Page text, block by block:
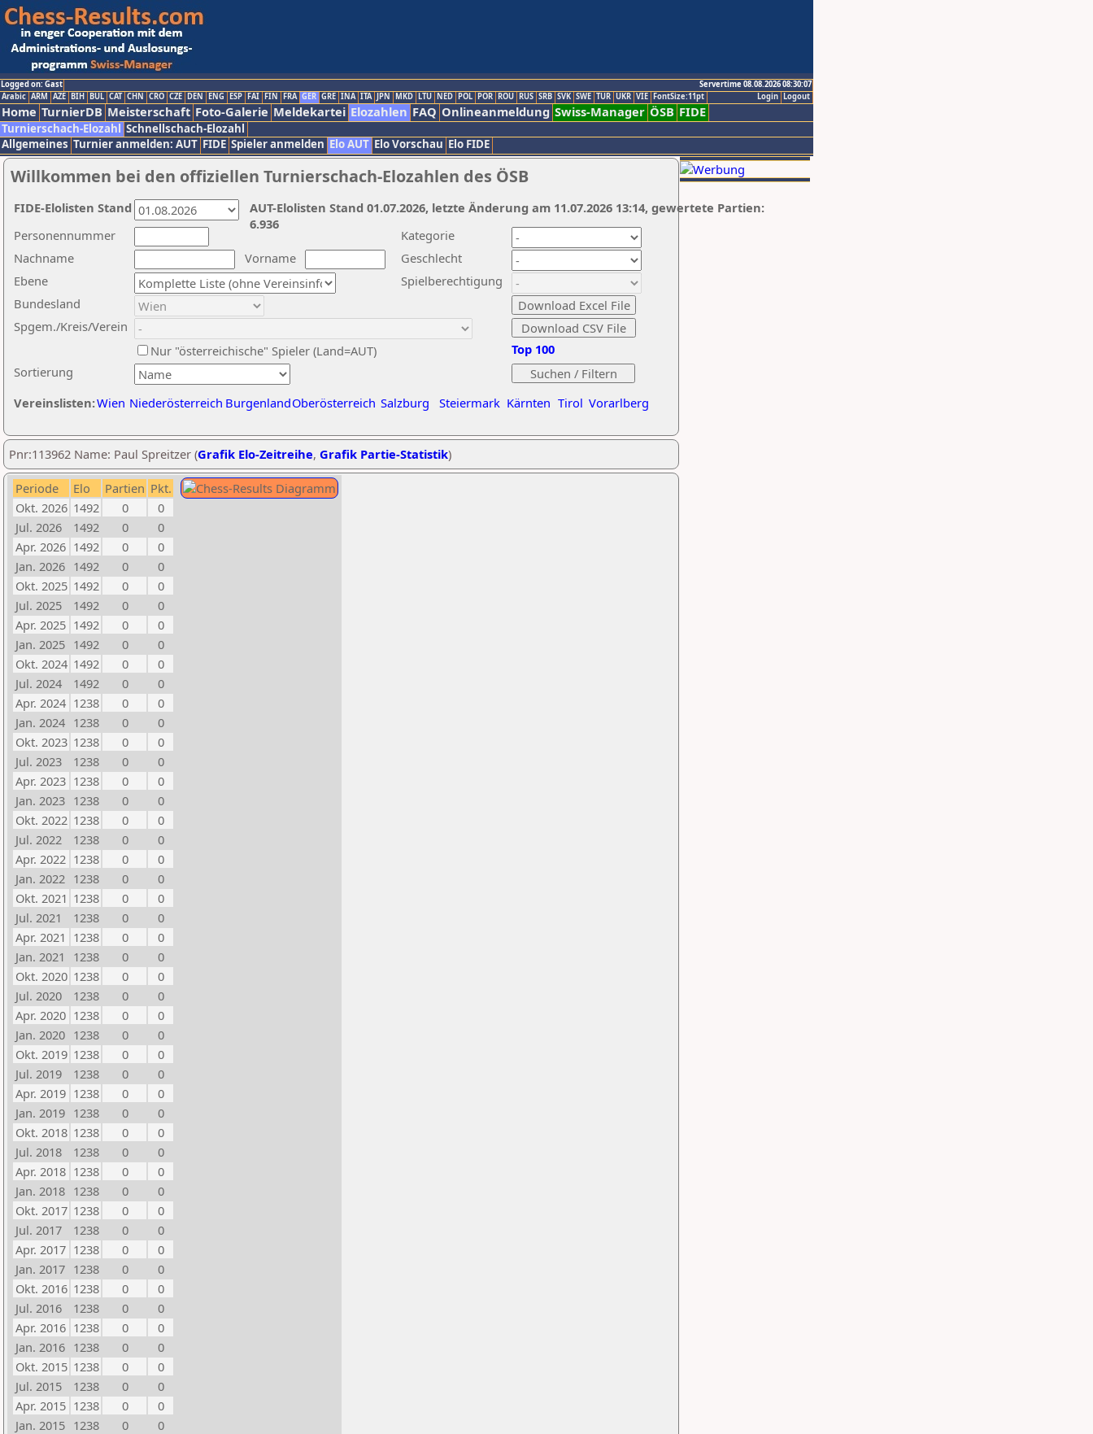
Logged on: Gast
Servertime 08.08.2026 08:30:07
Logout
Login
Arabic ARM AZE BIH BUL CAT CHN CRO CZE DEN ENG ESP FAI FIN FRA GER GRE INA ITA JPN MKD LTU NED POL POR ROU RUS SRB SVK SWE TUR UKR VIE FontSize:11pt
Home TurnierDB Meisterschaft Foto-Galerie Meldekartei Elozahlen FAQ Onlineanmeldung Swiss-Manager ÖSB FIDE
Turnierschach-Elozahl Schnellschach-Elozahl
Allgemeines Turnier anmelden: AUT FIDE Spieler anmelden Elo AUT Elo Vorschau Elo FIDE
Willkommen bei den offiziellen Turnierschach-Elozahlen des ÖSB
Nachname
Vorname
Ebene
Kategorie
Sortierung
Personennummer
Bundesland
Spgem./Kreis/Verein
Geschlecht
Nur "österreichische" Spieler (Land=AUT)
Spielberechtigung
Vereinslisten:Wien Niederösterreich BurgenlandOberösterreich Salzburg Steiermark Kärnten Tirol Vorarlberg
Top 100
AUT-Elolisten Stand 01.07.2026, letzte Änderung am 11.07.2026 13:14, gewertete Partien:
6.936
FIDE-Elolisten Stand
Pnr:113962 Name: Paul Spreitzer (Grafik Elo-Zeitreihe, Grafik Partie-Statistik)
Periode Elo Partien Pkt.
Okt. 2026 1492 0
0
Jul. 2026
1492 0
0
Apr. 2026 1492 0
0
Jan. 2026 1492 0
0
Okt. 2025 1492 0
0
Jul. 2025
1492 0
0
Apr. 2025 1492 0
0
Jan. 2025 1492 0
0
Okt. 2024 1492 0
0
Jul. 2024
1492 0
0
Apr. 2024 1238 0
0
Jan. 2024 1238 0
0
Okt. 2023 1238 0
0
Jul. 2023
1238 0
0
Apr. 2023 1238 0
0
Jan. 2023 1238 0
0
Okt. 2022 1238 0
0
Jul. 2022
1238 0
0
Apr. 2022 1238 0
0
Jan. 2022 1238 0
0
Okt. 2021 1238 0
0
Jul. 2021
1238 0
0
Apr. 2021 1238 0
0
Jan. 2021
1238 0
0
Okt. 2020 1238 0
0
Jul. 2020
1238 0
0
Apr. 2020 1238 0
0
Jan. 2020 1238 0
0
Okt. 2019 1238 0
0
Jul. 2019
1238 0
0
Apr. 2019 1238 0
0
Jan. 2019 1238 0
0
Okt. 2018 1238 0
0
Jul. 2018
1238 0
0
Apr. 2018 1238 0
0
Jan. 2018 1238 0
0
Okt. 2017 1238 0
0
Jul. 2017
1238 0
0
Apr. 2017 1238 0
0
Jan. 2017 1238 0
0
Okt. 2016 1238 0
0
Jul. 2016
1238 0
0
Apr. 2016 1238 0
0
Jan. 2016 1238 0
0
Okt. 2015 1238 0
0
Jul. 2015
1238 0
0
Apr. 2015 1238 0
0
Jan. 2015 1238 0
0